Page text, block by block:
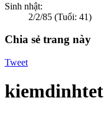
Sinh nhật:
2/2/85 (Tuổi: 41)
Chia sẻ trang này
Tweet
kiemdinhtet